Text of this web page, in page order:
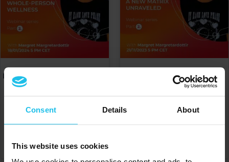
Consent Details About
This website uses cookies
Holistic Circle Series - Social:
Bunăstarea întregii
€20.00
METAMIND #2 – Harmonic
Coupling: A New Matrix
20.00